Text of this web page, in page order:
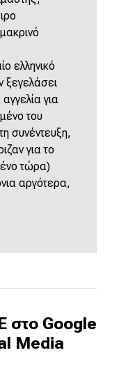
ελληνικό
ξεγελάσει
για
του
συνέντευξη,
για το
τώρα)
αργότερα,
στο Google
Media